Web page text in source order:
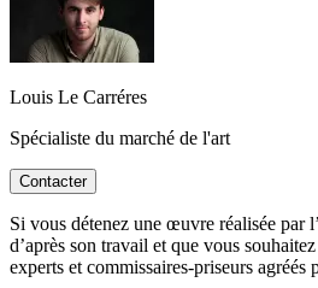
Louis Le Carréres
Spécialiste du marché de l'art
Contacter
Si vous détenez une œuvre réalisée par
d’après son travail et que vous
experts et commissaires-priseurs agréés